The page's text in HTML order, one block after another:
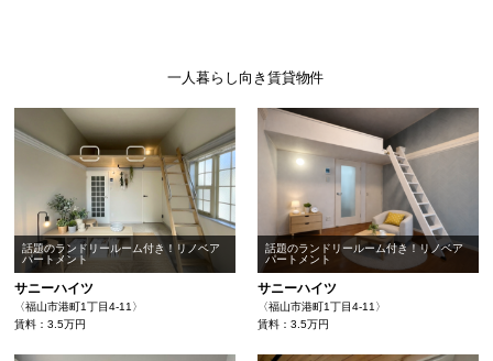
一人暮らし向き賃貸物件
話題のランドリールーム付き！リノベア
パートメント
サニーハイツ
〈福山市港町1丁目4-11〉
賃料：3.5万円
話題のランドリールーム付き！リノベア
パートメント
サニーハイツ
〈福山市港町1丁目4-11〉
賃料：3.5万円